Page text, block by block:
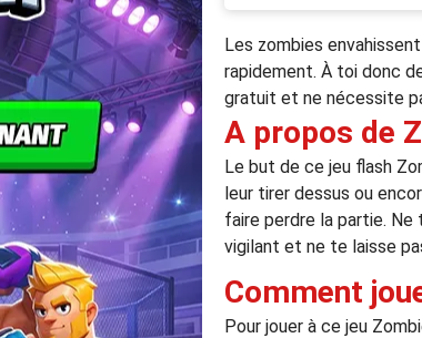
Les zombies
rapidement. À toi donc
gratuit et ne nécessite
A propos de
Le but de ce jeu flash
leur tirer dessus ou
faire perdre la partie.
vigilant et ne te laisse
Comment
Pour jouer à ce jeu